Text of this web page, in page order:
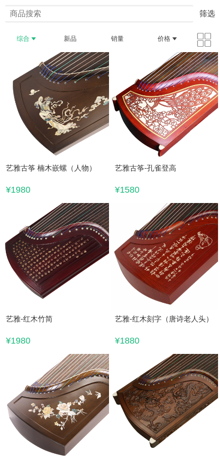
筛选
综合 新品 销量 价格
艺雅古筝 楠木嵌螺（人物）
¥1980
艺雅古筝-孔雀登高
¥1580
艺雅-红木竹简
¥1980
艺雅-红木刻字（唐诗老人头）
¥1880